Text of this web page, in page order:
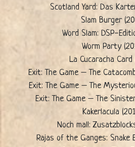
Scotland Yard: Das
Slam Burger
Word Slam: DSP-
Worm Party
La Cucaracha Card
Exit: The Game – The
Exit: The Game – The
Exit: The Game – The
Kakerlacula
Noch mal!:
Rajas of the Ganges: Snake